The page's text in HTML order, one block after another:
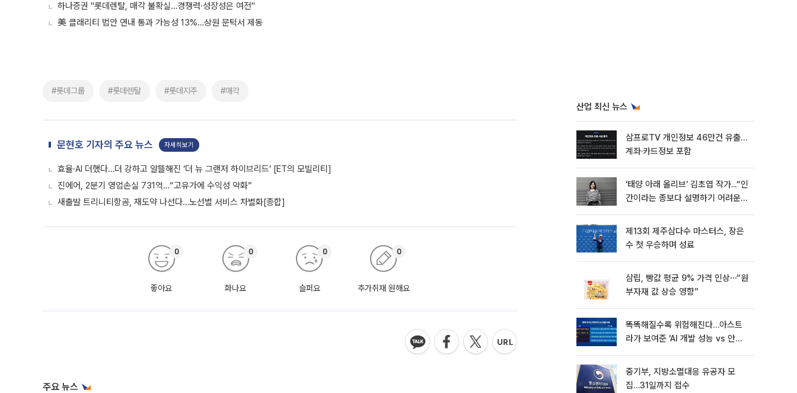
하나증권 "롯데렌탈, 매각 불확실…경쟁력·성장성은 여전"
美 클래리티 법안 연내 통과 가능성 13%…상원 문턱서 제동
#롯데그룹 #롯데렌탈 #롯데지주 #매각
문현호 기자의 주요 뉴스 자세히보기
효율·AI 더했다…더 강하고 알뜰해진 ‘더 뉴 그랜저 하이브리드’ [ET의 모빌리티]
진에어, 2분기 영업손실 731억…“고유가에 수익성 악화”
새출발 트리니티항공, 재도약 나선다…노선별 서비스 차별화[종합]
좋아요
0
화나요
0
슬퍼요
0
추가취재 원해요
0
주요 뉴스
산업 최신 뉴스
삼프로TV 개인정보 46만건 유출…
계좌·카드정보 포함
‘태양 아래 올리브’ 김초엽 작가...“인
간이라는 종보다 설명하기 어려운
뷰]
제13회 제주삼다수 마스터스, 장은
수 첫 우승하며 성료
삼립, 빵값 평균 9% 가격 인상⋯“원
부자재 값 상승 영향”
똑똑해질수록 위험해진다…아스트
라가 보여준 'AI 개발 성능 vs 안전
중기부, 지방소멸대응 유공자 모
집…31일까지 접수